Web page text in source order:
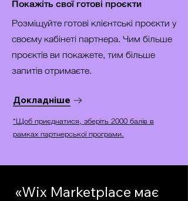
Покажіть свої готові проєкти
Розміщуйте готові клієнтські проєкти у
своєму кабінеті партнера. Чим більше
проєктів ви покажете, тим більше
запитів отримаєте.
Докладніше
*Щоб приєднатися, зберіть 2000 балів в
рамках партнерської програми.
«Wix Marketplace має